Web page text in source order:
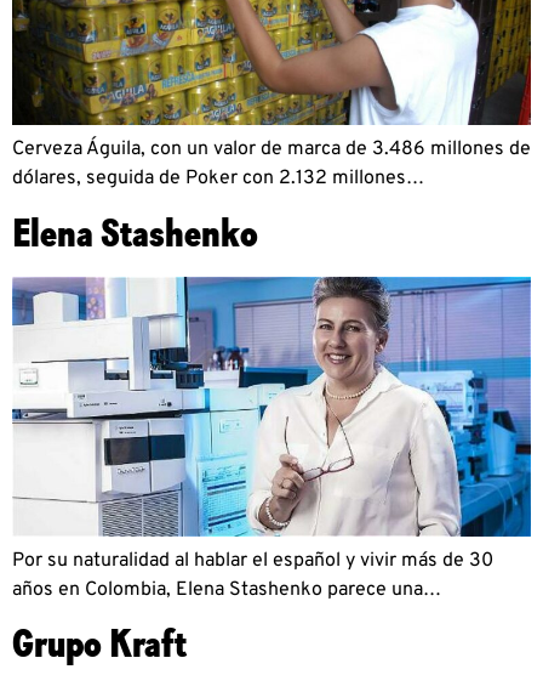
Cerveza Águila, con un valor de marca de 3.486 millones de
dólares, seguida de Poker con 2.132 millones…
Elena Stashenko
Por su naturalidad al hablar el español y vivir más de 30
años en Colombia, Elena Stashenko parece una…
Grupo Kraft